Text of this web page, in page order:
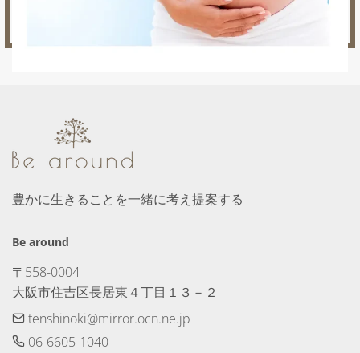
豊かに生きることを一緒に考え提案する
Be around
〒558-0004
大阪市住吉区長居東４丁目１３－２
tenshinoki@mirror.ocn.ne.jp
06-6605-1040